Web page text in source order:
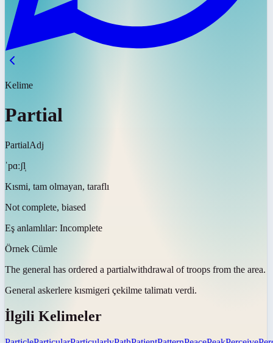
Kelime
Partial
PartialAdj
ˈpɑːʃl̩
Kısmi, tam olmayan, taraflı
Not complete, biased
Eş anlamlılar: Incomplete
Örnek Cümle
The general has ordered a partialwithdrawal of troops from the area.
General askerlere kısmigeri çekilme talimatı verdi.
İlgili Kelimeler